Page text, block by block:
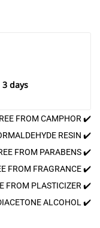
3 days
✔️ FREE FROM CAMPHOR
✔️ FREE FROM FORMALDEHYDE RESIN
✔️ FREE FROM PARABENS
✔️ FREE FROM FRAGRANCE
✔️ FREE FROM PLASTICIZER
✔️ FREE FROM DIACETONE ALCOHOL